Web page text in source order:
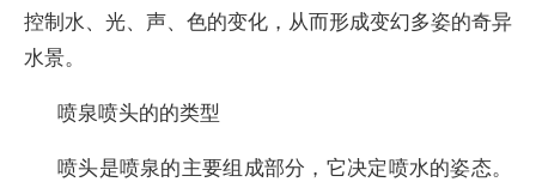
控制水、光、声、色的变化，从而形成变幻多姿的奇异
水景。
喷泉喷头的的类型
喷头是喷泉的主要组成部分，它决定喷水的姿态。